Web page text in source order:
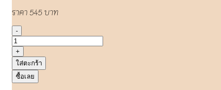
ราคา 545 บาท
-
+
ใส่ตะกร้า
ซื้อเลย